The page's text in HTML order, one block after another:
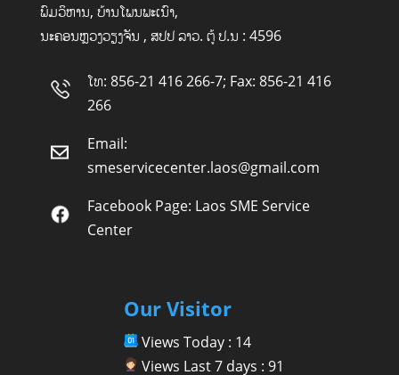
ພົມວິຫານ, ບ້ານໂພນພະເນົາ,
ນະຄອນຫຼວງວຽງຈັນ , ສປປ ລາວ. ຕູ້ ປ.ນ : 4596
ໂທ: 856-21 416 266-7; Fax: 856-21 416
266
Email:
smeservicecenter.laos@gmail.com
Facebook Page: Laos SME Service
Center
Our Visitor
Views Today : 14
Views Last 7 days : 91